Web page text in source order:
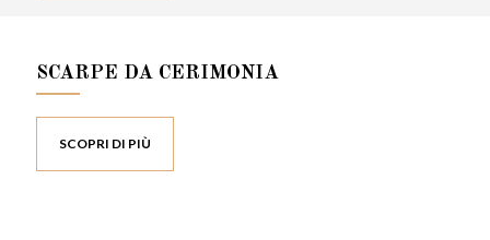
SCARPE DA CERIMONIA
SCOPRI DI PIÙ